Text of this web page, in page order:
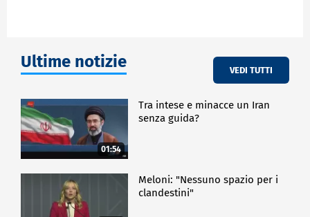
Ultime notizie VEDI TUTTI
01:54
Tra intese e minacce un Iran
senza guida?
Meloni: "Nessuno spazio per i
clandestini"